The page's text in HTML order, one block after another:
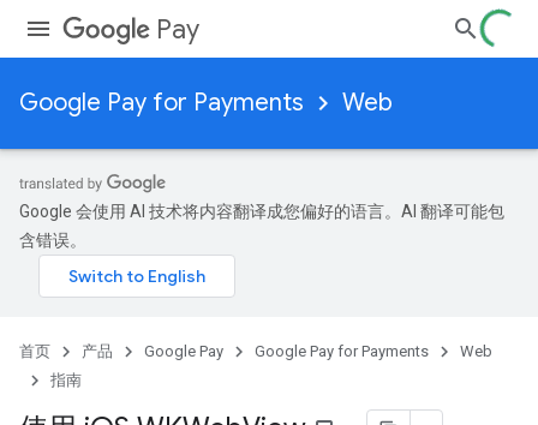
Pay
Google Pay for Payments Web
Google 会使用 AI 技术将内容翻译成您偏好的语言。AI 翻译可能包
含错误。
首页 产品 Google Pay Google Pay for Payments
Web
指南